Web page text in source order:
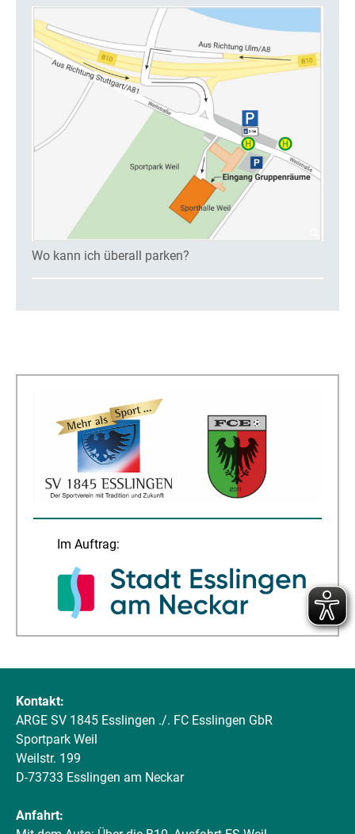
Wo kann ich überall parken?
Im Auftrag:
Kontakt:
ARGE SV 1845 Esslingen ./. FC Esslingen GbR
Sportpark Weil
Weilstr. 199
D-73733 Esslingen am Neckar
Anfahrt: